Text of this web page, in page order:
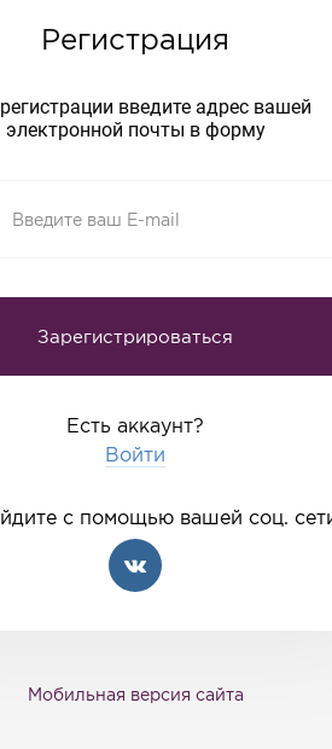
Регистрация
введите адрес вашей
электронной почты в форму
Есть аккаунт?
Войти
с помощью вашей соц.
Мобильная версия сайта